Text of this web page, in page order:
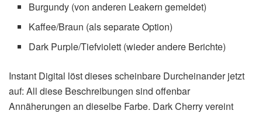
Burgundy (von anderen Leakern gemeldet)
Kaffee/Braun (als separate Option)
Dark Purple/Tiefviolett (wieder andere Berichte)
Instant Digital löst dieses scheinbare Durcheinander jetzt
auf: All diese Beschreibungen sind offenbar
Annäherungen an dieselbe Farbe. Dark Cherry vereint